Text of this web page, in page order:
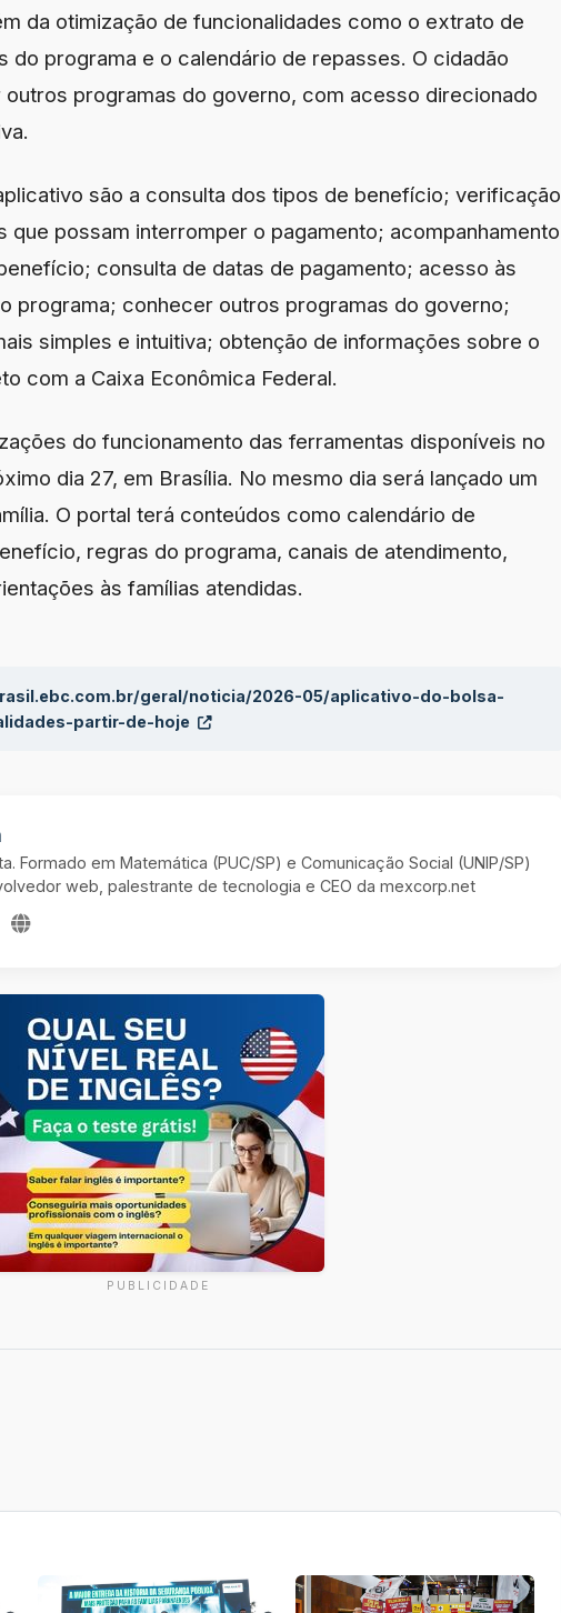
da otimização de funcionalidades como o extrato de
do programa e o calendário de repasses. O cidadão
programas do governo, com acesso direcionado
são a consulta dos tipos de benefício; verificação
que possam interromper o pagamento; acompanhamento
consulta de datas de pagamento; acesso às
programa; conhecer outros programas do governo;
simples e intuitiva; obtenção de informações sobre o
com a Caixa Econômica Federal.
do funcionamento das ferramentas disponíveis no
dia 27, em Brasília. No mesmo dia será lançado um
O portal terá conteúdos como calendário de
regras do programa, canais de atendimento,
às famílias atendidas.
geral/noticia/2026-05/aplicativo-do-bolsa-
partir-de-hoje
Formado em Matemática (PUC/SP) e Comunicação Social (UNIP/SP)
web, palestrante de tecnologia e CEO da mexcorp.net
PUBLICIDADE